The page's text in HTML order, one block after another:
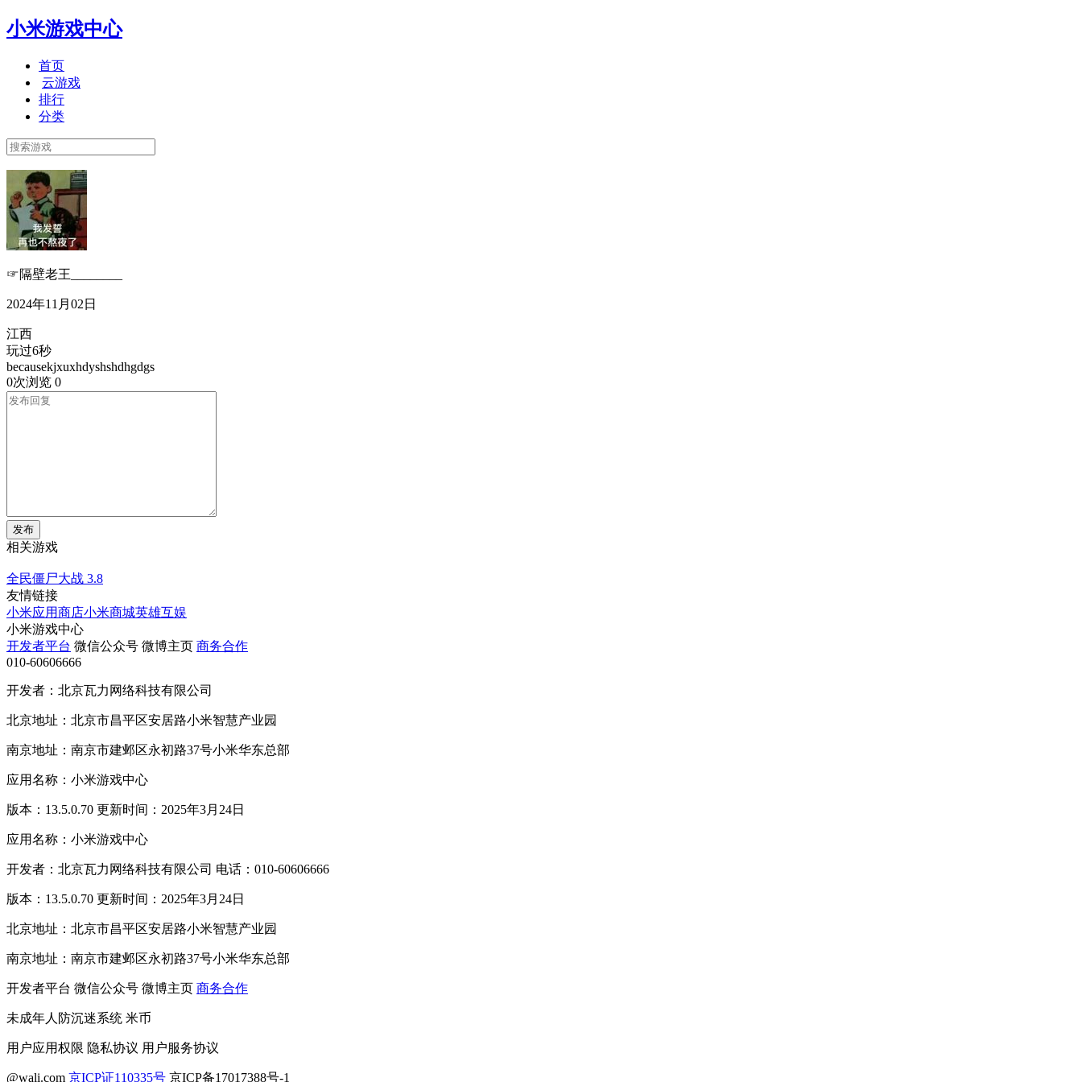
小米游戏中心
首页
云游戏
排行
分类
☞隔壁老王________
2024年11月02日
江西
玩过6秒
becausekjxuxhdyshshdhgdgs
0次浏览 0
发布
相关游戏
全民僵尸大战 3.8
友情链接
小米应用商店小米商城英雄互娱
小米游戏中心
开发者平台 微信公众号 微博主页 商务合作
010-60606666
开发者：北京瓦力网络科技有限公司
北京地址：北京市昌平区安居路小米智慧产业园
南京地址：南京市建邺区永初路37号小米华东总部
应用名称：小米游戏中心
版本：13.5.0.70 更新时间：2025年3月24日
应用名称：小米游戏中心
开发者：北京瓦力网络科技有限公司 电话：010-60606666
版本：13.5.0.70 更新时间：2025年3月24日
北京地址：北京市昌平区安居路小米智慧产业园
南京地址：南京市建邺区永初路37号小米华东总部
开发者平台 微信公众号 微博主页 商务合作
未成年人防沉迷系统 米币
用户应用权限 隐私协议 用户服务协议
@wali.com 京ICP证110335号 京ICP备17017388号-1